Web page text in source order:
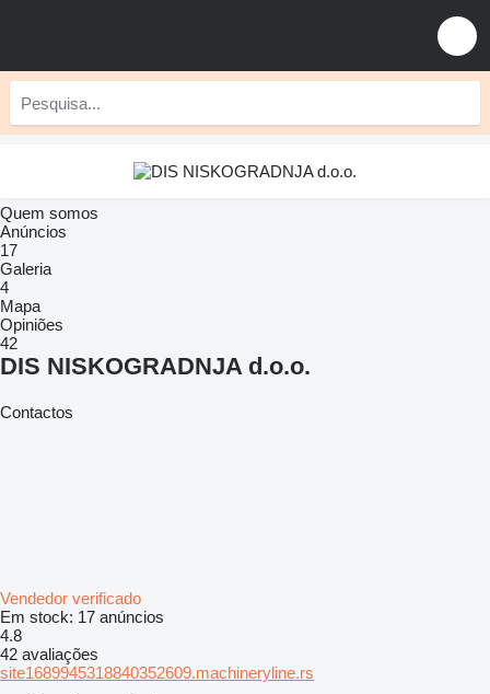
Quem somos
Anúncios
17
Galeria
4
Mapa
Opiniões
42
DIS NISKOGRADNJA d.o.o.
Contactos
Vendedor verificado
Em stock: 17 anúncios
4.8
42 avaliações
site1689945318840352609.machineryline.rs